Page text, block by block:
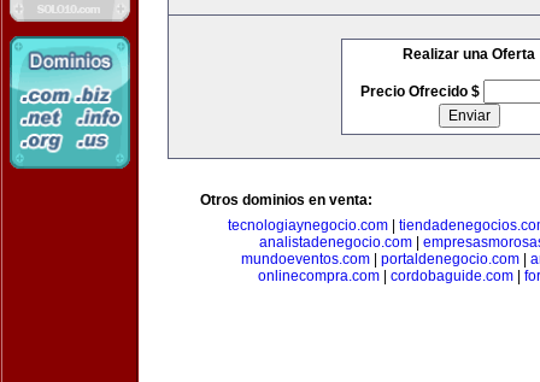
Realizar una Oferta
Precio Ofrecido $
Otros dominios en venta:
tecnologiaynegocio.com
analistadenegocio.com
mundoeventos.com| portaldenegocio.com|
onlinecompra.com| cordobaguide.com|